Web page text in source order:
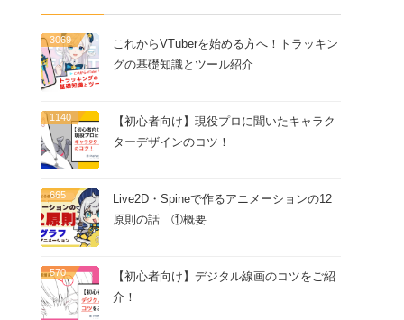
3069
これからVTuberを始める方へ！トラッキン
グの基礎知識とツール紹介
1140
【初心者向け】現役プロに聞いたキャラク
ターデザインのコツ！
665
Live2D・Spineで作るアニメーションの12
原則の話 ①概要
570
【初心者向け】デジタル線画のコツをご紹
介！